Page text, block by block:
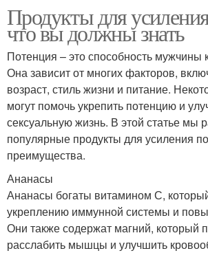
Продукты для
что вы должны знать
Потенция – это способность мужчины
Она зависит от многих факторов,
возраст, стиль жизни и питание.
могут помочь укрепить потенцию и
сексуальную жизнь. В этой статье мы
популярные продукты для усиления
преимущества.
Ананасы
Ананасы богаты витамином С,
укреплению иммунной системы и
Они также содержат магний, который
расслабить мышцы и улучшить